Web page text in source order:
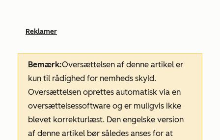
Reklamer
Bemærk:Oversættelsen af denne artikel er
kun til rådighed for nemheds skyld.
Oversættelsen oprettes automatisk via en
oversættelsessoftware og er muligvis ikke
blevet korrekturlæst. Den engelske version
af denne artikel bør således anses for at